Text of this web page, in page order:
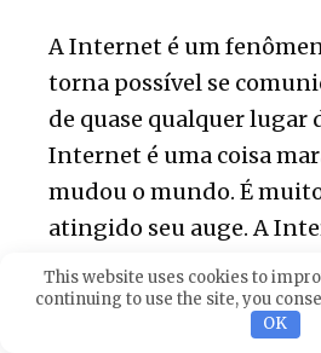
A Internet é um
torna possível se
de quase qualquer lugar
Internet é uma coisa
mudou o mundo. É
atingido seu auge. A
grande dádiva para
mundo que procuram
This website uses cookies to
continuing to use the site, you
OK